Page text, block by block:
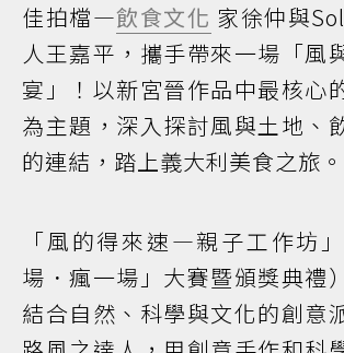
佳拍檔—飲食文化 家徐仲與
人王嘉平，攜手帶來一場「風
宴」！以新宮晉作品中最核心
為主題，深入探討風與土地、
的連結，踏上義大利美食之旅。
「風的得來速—親子工作坊
場．瘋一場」大賽暨頒獎典禮
結合自然、科學與文化的創意